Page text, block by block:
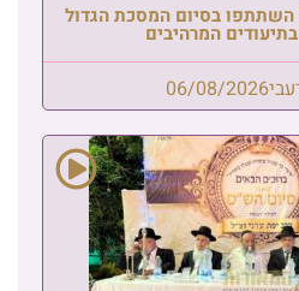
השתתפו בסיום המסכת הגדול
המרהיבים
06/08/2026